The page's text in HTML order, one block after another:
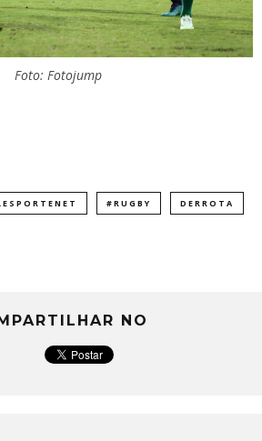
Foto: Fotojump
#RUGBY DERROTA
NO